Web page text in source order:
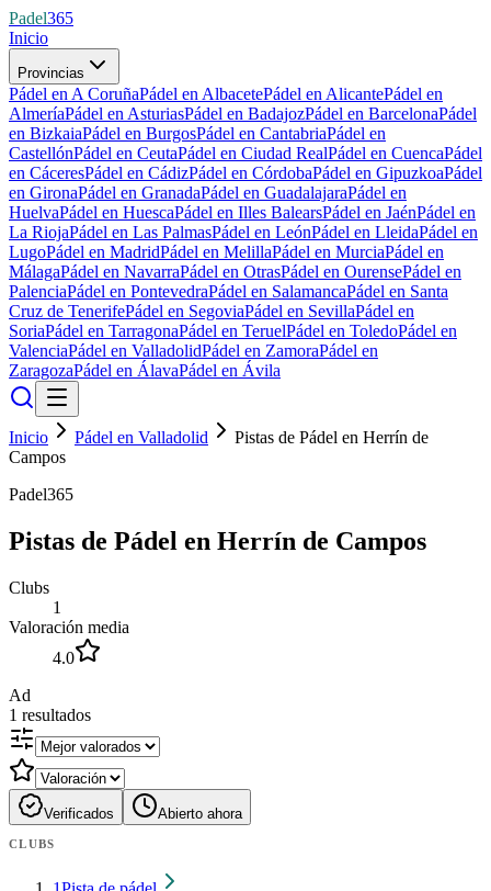
Padel365
Inicio
Provincias
Pádel en A CoruñaPádel en AlbacetePádel en AlicantePádel en
AlmeríaPádel en AsturiasPádel en BadajozPádel en BarcelonaPádel
en BizkaiaPádel en BurgosPádel en CantabriaPádel en
CastellónPádel en CeutaPádel en Ciudad RealPádel en CuencaPádel
en CáceresPádel en CádizPádel en CórdobaPádel en GipuzkoaPádel
en GironaPádel en GranadaPádel en GuadalajaraPádel en
HuelvaPádel en HuescaPádel en Illes BalearsPádel en JaénPádel en
La RiojaPádel en Las PalmasPádel en LeónPádel en LleidaPádel en
LugoPádel en MadridPádel en MelillaPádel en MurciaPádel en
MálagaPádel en NavarraPádel en OtrasPádel en OurensePádel en
PalenciaPádel en PontevedraPádel en SalamancaPádel en Santa
Cruz de TenerifePádel en SegoviaPádel en SevillaPádel en
SoriaPádel en TarragonaPádel en TeruelPádel en ToledoPádel en
ValenciaPádel en ValladolidPádel en ZamoraPádel en
ZaragozaPádel en ÁlavaPádel en Ávila
Inicio Pádel en Valladolid
Pistas de Pádel en Herrín de
Campos
Padel365
Pistas de Pádel en Herrín de Campos
Clubs
1
Valoración media
4.0
Ad
1 resultados
Verificados Abierto ahora
CLUBS